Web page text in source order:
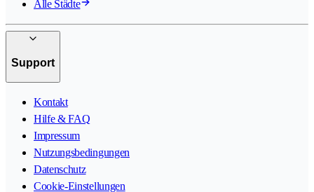
Alle Städte
Support
Kontakt
Hilfe & FAQ
Impressum
Nutzungsbedingungen
Datenschutz
Cookie-Einstellungen